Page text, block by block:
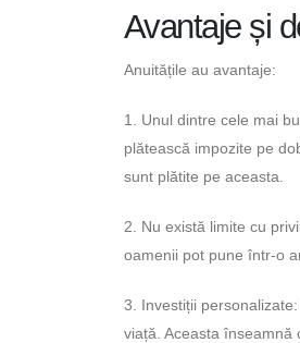
Avantaje și
Anuitățile au avantaje:
1. Unul dintre cele mai
plătească impozite pe
sunt plătite pe aceasta.
2. Nu există limite cu
oamenii pot pune într-o
3. Investiții
viață. Aceasta înseamnă